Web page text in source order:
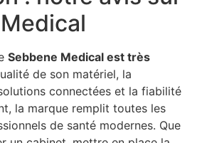
Sebbene Medical est très
de son matériel, la
connectées et la fiabilité
la marque remplit toutes les
de santé modernes. Que